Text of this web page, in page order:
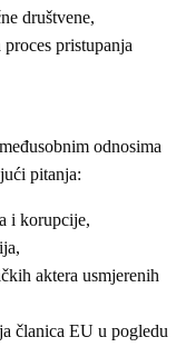
društvene,
pristupanja
odnosima
pitanja:
i korupcije,
aktera usmjerenih
članica EU u pogledu